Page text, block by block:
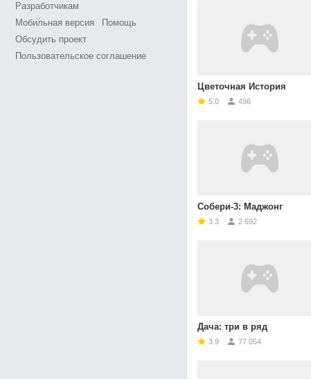
Разработчикам
Мобильная версия
Помощь
Обсудить проект
Пользовательское соглашение
Цветочная История
5.0 496
Собери-3: Маджонг
3.3 2 692
Дача: три в ряд
3.9 77 054